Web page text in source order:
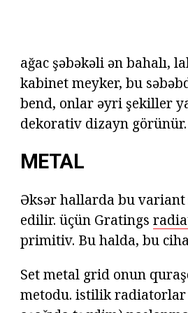
ağac şəbəkəli ən bahalı,
kabinet meyker, bu
bend, onlar əyri şekiller
dekorativ dizayn görünür.
METAL
Əksər hallarda bu
edilir. üçün Gratings
primitiv. Bu halda, bu
Set metal grid onun
metodu. istilik radiatorlar